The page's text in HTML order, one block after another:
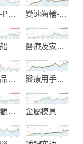
製繩機-PP編織袋-塑膠廢料回收 變速齒輪-機械齒輪
醫療及家居醫護用品
醫療用品設備 醫療用手推車
金屬外觀表面處理加工服務 金屬模具